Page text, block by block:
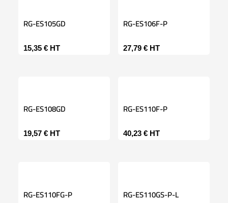
RG-ES105GD
15,35 € HT
RG-ES106F-P
27,79 € HT
RG-ES108GD
19,57 € HT
RG-ES110F-P
40,23 € HT
RG-ES110FG-P RG-ES110GS-P-L